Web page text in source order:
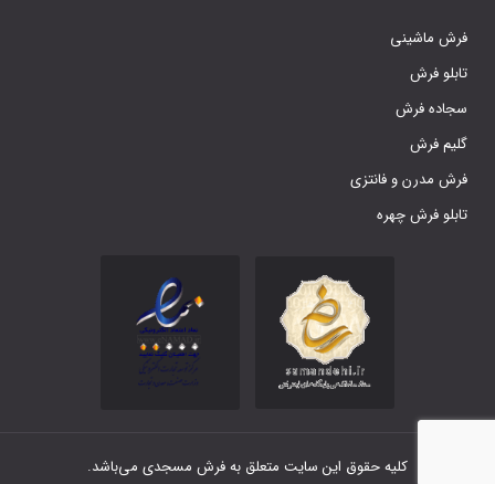
فرش ماشینی
تابلو فرش
سجاده فرش
گلیم فرش
فرش مدرن و فانتزی
تابلو فرش چهره
کلیه حقوق این سایت متعلق به فرش مسجدی می‌باشد.